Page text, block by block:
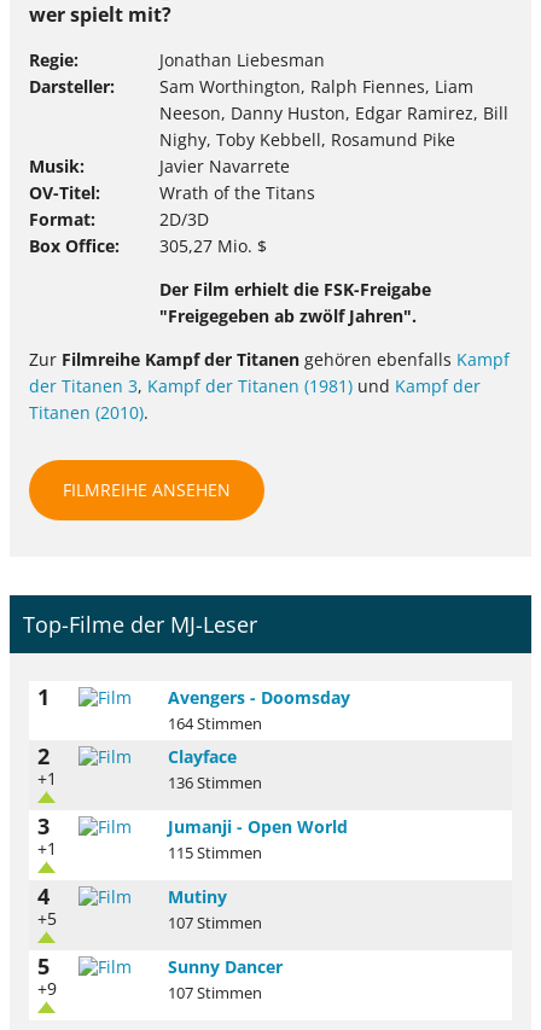
wer spielt mit?
Regie
Jonathan Liebesman
Darsteller
Sam Worthington, Ralph Fiennes, Liam
Neeson, Danny Huston, Edgar Ramirez, Bill
Nighy, Toby Kebbell, Rosamund Pike
Musik
Javier Navarrete
OV-Titel
Wrath of the Titans
Format
2D/3D
Box Office
305,27 Mio. $
Der Film erhielt die FSK-Freigabe
"Freigegeben ab zwölf Jahren".
Zur Filmreihe Kampf der Titanen gehören ebenfalls Kampf
der Titanen 3, Kampf der Titanen (1981) und Kampf der
Titanen (2010).
FILMREIHE ANSEHEN
Top-Filme der MJ-Leser
1 Avengers - Doomsday
164 Stimmen
2
+1
Clayface
136 Stimmen
3
+1
Jumanji - Open World
115 Stimmen
4
+5
Mutiny
107 Stimmen
5
+9
Sunny Dancer
107 Stimmen